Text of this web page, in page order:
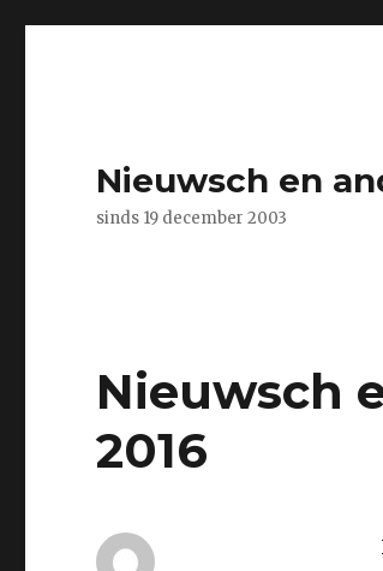
Nieuwsch en
sinds 19 december 2003
Nieuwsch
2016